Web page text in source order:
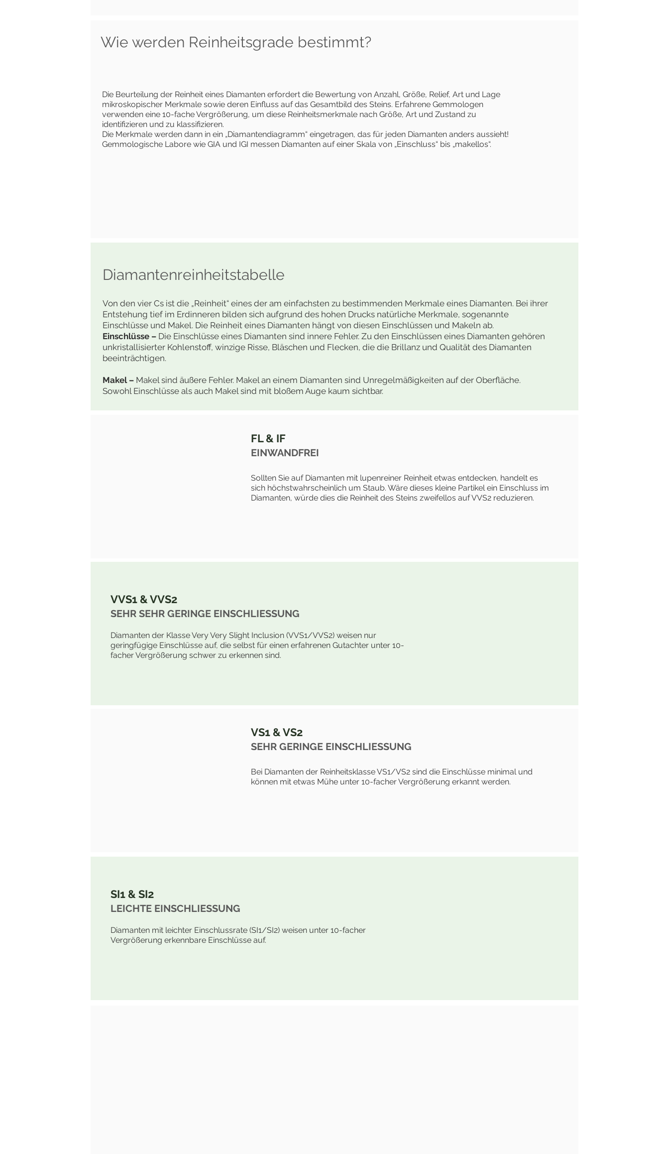
Wie werden Reinheitsgrade bestimmt?
Die Beurteilung der Reinheit eines Diamanten erfordert die Bewertung von Anzahl, Größe, Relief, Art und Lage
mikroskopischer Merkmale sowie deren Einfluss auf das Gesamtbild des Steins. Erfahrene Gemmologen
verwenden eine 10-fache Vergrößerung, um diese Reinheitsmerkmale nach Größe, Art und Zustand zu
identifizieren und zu klassifizieren.
Die Merkmale werden dann in ein „Diamantendiagramm“ eingetragen, das für jeden Diamanten anders aussieht!
Gemmologische Labore wie GIA und IGI messen Diamanten auf einer Skala von „Einschluss“ bis „makellos“.
Diamantenreinheitstabelle
Von den vier Cs ist die „Reinheit“ eines der am einfachsten zu bestimmenden Merkmale eines Diamanten. Bei ihrer
Entstehung tief im Erdinneren bilden sich aufgrund des hohen Drucks natürliche Merkmale, sogenannte
Einschlüsse und Makel. Die Reinheit eines Diamanten hängt von diesen Einschlüssen und Makeln ab.
Einschlüsse – Die Einschlüsse eines Diamanten sind innere Fehler. Zu den Einschlüssen eines Diamanten gehören
unkristallisierter Kohlenstoff, winzige Risse, Bläschen und Flecken, die die Brillanz und Qualität des Diamanten
beeinträchtigen.
Makel – Makel sind äußere Fehler. Makel an einem Diamanten sind Unregelmäßigkeiten auf der Oberfläche.
Sowohl Einschlüsse als auch Makel sind mit bloßem Auge kaum sichtbar.
FL & IF
EINWANDFREI
Sollten Sie auf Diamanten mit lupenreiner Reinheit etwas entdecken, handelt es
sich höchstwahrscheinlich um Staub. Wäre dieses kleine Partikel ein Einschluss im
Diamanten, würde dies die Reinheit des Steins zweifellos auf VVS2 reduzieren.
VVS1 & VVS2
SEHR SEHR GERINGE EINSCHLIESSUNG
Diamanten der Klasse Very Very Slight Inclusion (VVS1/VVS2) weisen nur
geringfügige Einschlüsse auf, die selbst für einen erfahrenen Gutachter unter 10-
facher Vergrößerung schwer zu erkennen sind.
VS1 & VS2
SEHR GERINGE EINSCHLIESSUNG
Bei Diamanten der Reinheitsklasse VS1/VS2 sind die Einschlüsse minimal und
können mit etwas Mühe unter 10-facher Vergrößerung erkannt werden.
SI1 & SI2
LEICHTE EINSCHLIESSUNG
Diamanten mit leichter Einschlussrate (SI1/SI2) weisen unter 10-facher
Vergrößerung erkennbare Einschlüsse auf.